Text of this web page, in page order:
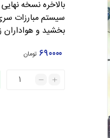
سیستم مبارزات
بخشید و
۶۹۰۰۰۰ تومان